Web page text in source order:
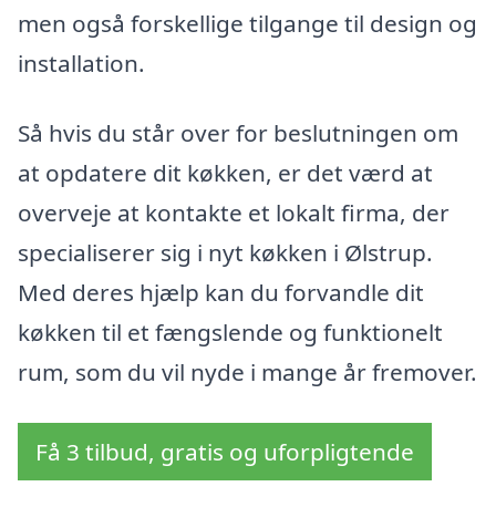
men også forskellige tilgange til design og
installation.
Så hvis du står over for beslutningen om
at opdatere dit køkken, er det værd at
overveje at kontakte et lokalt firma, der
specialiserer sig i nyt køkken i Ølstrup.
Med deres hjælp kan du forvandle dit
køkken til et fængslende og funktionelt
rum, som du vil nyde i mange år fremover.
Få 3 tilbud, gratis og uforpligtende